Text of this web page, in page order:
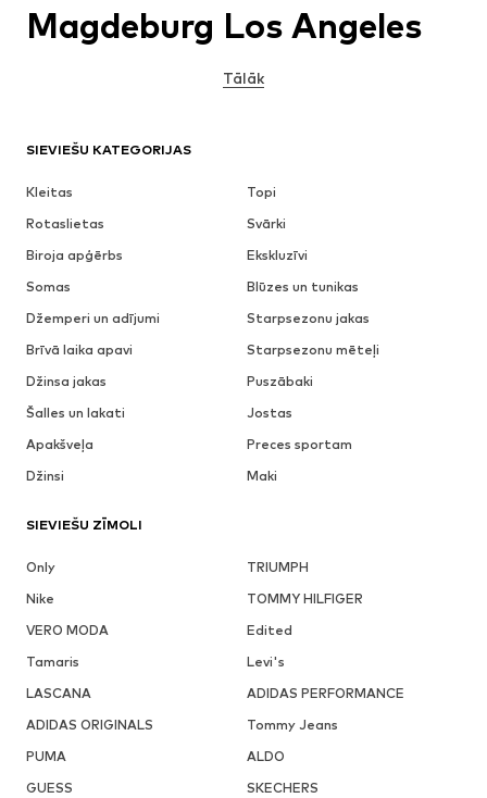
SIEVIEŠU KATEGORIJAS
Kleitas
Topi
Rotaslietas
Svārki
Biroja apģērbs
Ekskluzīvi
Somas
Blūzes un tunikas
Džemperi un adījumi
Starpsezonu jakas
Brīvā laika apavi
Starpsezonu mēteļi
Džinsa jakas
Puszābaki
Šalles un lakati
Jostas
Apakšveļa
Preces sportam
Džinsi
Maki
SIEVIEŠU ZĪMOLI
Only
TRIUMPH
Nike
TOMMY HILFIGER
VERO MODA
Edited
Tamaris
Levi's
LASCANA
ADIDAS PERFORMANCE
ADIDAS ORIGINALS
Tommy Jeans
PUMA
ALDO
GUESS
SKECHERS
Magdeburg Los Angeles
Tālāk